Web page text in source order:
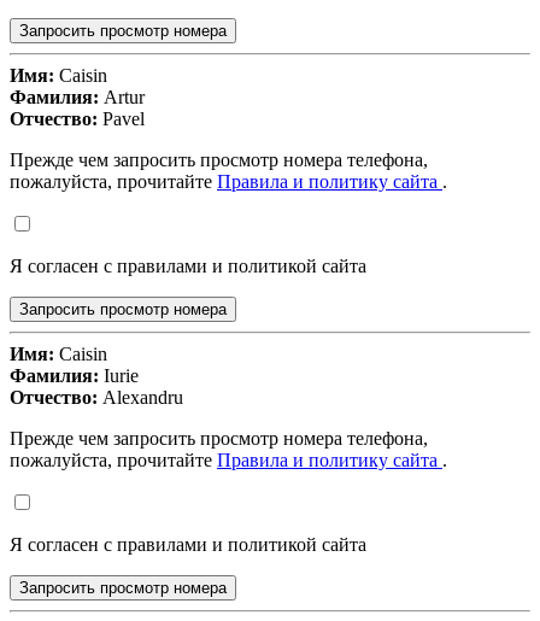
Запросить просмотр номера
Имя: Caisin
Фамилия: Artur
Отчество: Pavel
Прежде чем запросить просмотр номера телефона,
пожалуйста, прочитайте Правила и политику сайта .
Я согласен с правилами и политикой сайта
Запросить просмотр номера
Имя: Caisin
Фамилия: Iurie
Отчество: Alexandru
Прежде чем запросить просмотр номера телефона,
пожалуйста, прочитайте Правила и политику сайта .
Я согласен с правилами и политикой сайта
Запросить просмотр номера